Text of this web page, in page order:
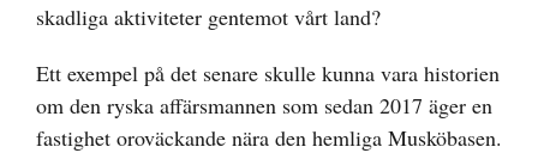
skadliga aktiviteter gentemot vårt land?
Ett exempel på det senare skulle kunna vara historien
om den ryska affärsmannen som sedan 2017 äger en
fastighet oroväckande nära den hemliga Musköbasen.